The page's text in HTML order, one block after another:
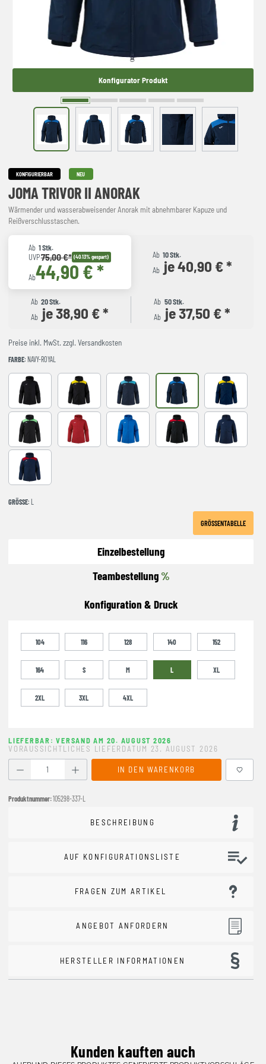
Konfigurator Produkt
KONFIGURIERBAR NEU
JOMA TRIVOR II ANORAK
Wärmender und wasserabweisender Anorak mit abnehmbarer Kapuze und
Reißverschlusstaschen.
Ab 1 Stk.
UVP75,00 €* (40.13% gespart)
Ab44,90 € *
Ab 10 Stk.
Ab je 40,90 € *
Ab 20 Stk.
Ab je 38,90 € *
Ab 50 Stk.
Ab je 37,50 € *
Preise inkl. MwSt. zzgl. Versandkosten
FARBE: NAVY-ROYAL
Black BLACK-YELLOW DARK NAVY TURQUESANAVY-ROYAL NAVY-
NEGRO-VERDE FLUOR
red royal BLACK-RED NAVY
NAVY-RED
GRÖSSE : L
GRÖSSENTABELLE
Einzelbestellung
Teambestellung %
Konfiguration & Druck
104 116 128 140 152
164 S M L XL
2XL 3XL 4XL
LIEFERBAR: VERSAND AM 20. AUGUST 2026
VORAUSSICHTLICHES LIEFERDATUM 23. AUGUST 2026
Produkt Anzahl: Gib den gewünschten Wert ein oder
IN DEN WARENKORB
Produktnummer:105298-337-L
BESCHREIBUNG
AUF KONFIGURATIONSLISTE
FRAGEN ZUM ARTIKEL
ANGEBOT ANFORDERN
HERSTELLER INFORMATIONEN
Kunden kauften auch